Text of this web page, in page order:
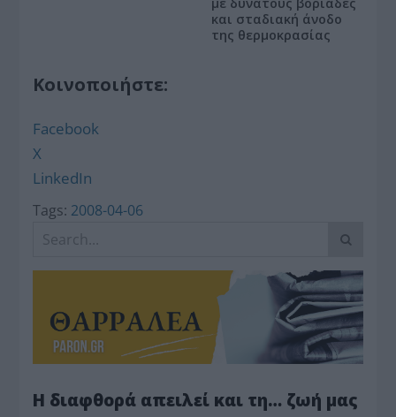
και σταδιακή άνοδο
της θερμοκρασίας
Κοινοποιήστε:
Facebook
X
LinkedIn
Tags: 2008-04-06
Η διαφθορά απειλεί και τη… ζωή μας